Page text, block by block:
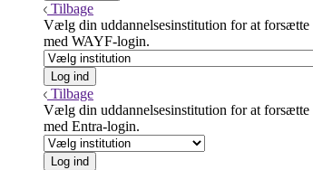
Tilbage
Vælg din uddannelsesinstitution for at forsætte
med WAYF-login.
Tilbage
Vælg din uddannelsesinstitution for at forsætte
med Entra-login.